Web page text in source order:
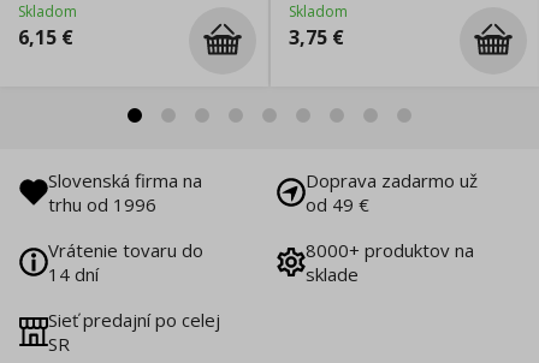
Skladom
6,15 €
Skladom
3,75 €
Slovenská firma na
trhu od 1996
Doprava zadarmo už
od 49 €
Vrátenie tovaru do
14 dní
8000+ produktov na
sklade
Sieť predajní po celej
SR